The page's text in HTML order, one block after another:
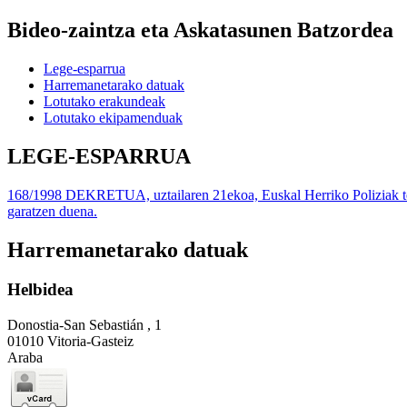
Bideo-zaintza eta Askatasunen Batzordea
Lege-esparrua
Harremanetarako datuak
Lotutako erakundeak
Lotutako ekipamenduak
LEGE-ESPARRUA
168/1998 DEKRETUA, uztailaren 21ekoa, Euskal Herriko Poliziak
garatzen duena.
Harremanetarako datuak
Helbidea
Donostia-San Sebastián , 1
01010 Vitoria-Gasteiz
Araba